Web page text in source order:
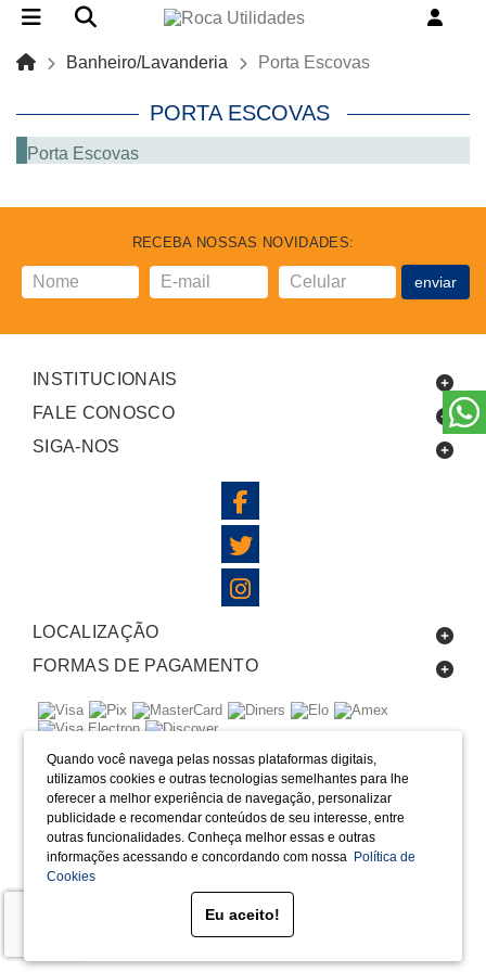
Quando você navega pelas nossas plataformas digitais,
utilizamos cookies e outras tecnologias semelhantes para lhe
oferecer a melhor experiência de navegação, personalizar
publicidade e recomendar conteúdos de seu interesse, entre
outras funcionalidades. Conheça melhor essas e outras
informações acessando e concordando com nossa Política de
Cookies
Eu aceito!
Banheiro/Lavanderia Porta Escovas
PORTA ESCOVAS
Porta Escovas
RECEBA NOSSAS NOVIDADES:
enviar
INSTITUCIONAIS
FALE CONOSCO
SIGA-NOS
LOCALIZAÇÃO
FORMAS DE PAGAMENTO
SELOS
Desenvolvido por Bruc Internet